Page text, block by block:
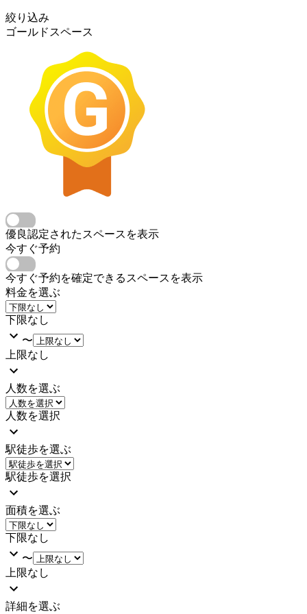
絞り込み
ゴールドスペース
優良認定されたスペースを表示
今すぐ予約
今すぐ予約を確定できるスペースを表示
料金を選ぶ
下限なし
〜
上限なし
人数を選ぶ
人数を選択
駅徒歩を選ぶ
駅徒歩を選択
面積を選ぶ
下限なし
〜
上限なし
詳細を選ぶ